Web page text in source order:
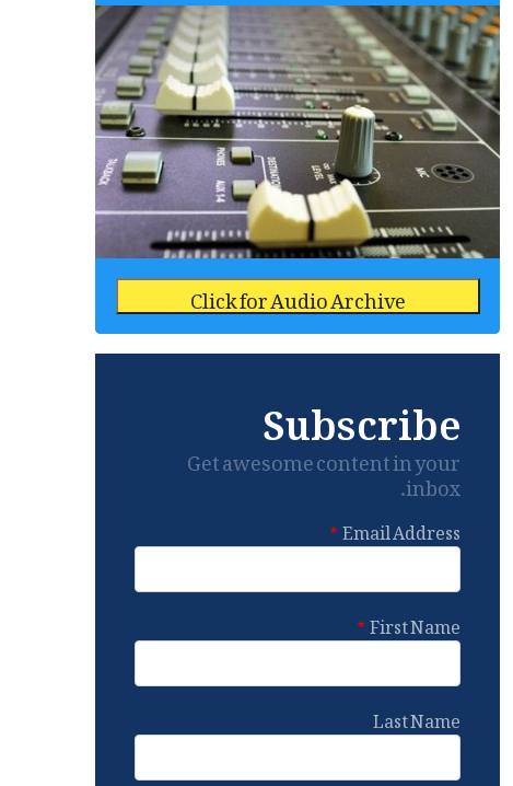
Click for Audio Archive
Subscribe
Get awesome content in your
inbox.
Email Address
First Name
Last Name